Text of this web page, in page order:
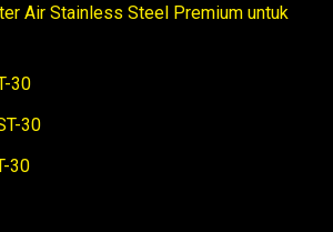
Air Stainless Steel Premium untuk
30
30
30